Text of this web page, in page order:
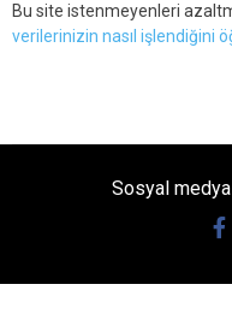
Bu site istenmeyenleri
verilerinizin nasıl işlendiğini
Sosyal medya